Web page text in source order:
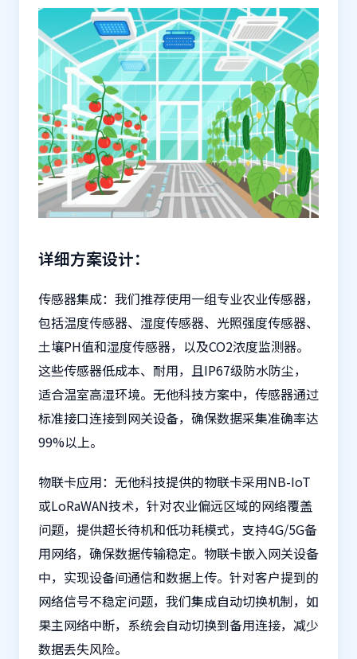
详细方案设计：
传感器集成：我们推荐使用一组专业农业传感器，
包括温度传感器、湿度传感器、光照强度传感器、
土壤PH值和湿度传感器，以及CO2浓度监测器。
这些传感器低成本、耐用，且IP67级防水防尘，
适合温室高湿环境。无他科技方案中，传感器通过
标准接口连接到网关设备，确保数据采集准确率达
99%以上。
物联卡应用：无他科技提供的物联卡采用NB-IoT
或LoRaWAN技术，针对农业偏远区域的网络覆盖
问题，提供超长待机和低功耗模式，支持4G/5G备
用网络，确保数据传输稳定。物联卡嵌入网关设备
中，实现设备间通信和数据上传。针对客户提到的
网络信号不稳定问题，我们集成自动切换机制，如
果主网络中断，系统会自动切换到备用连接，减少
数据丢失风险。